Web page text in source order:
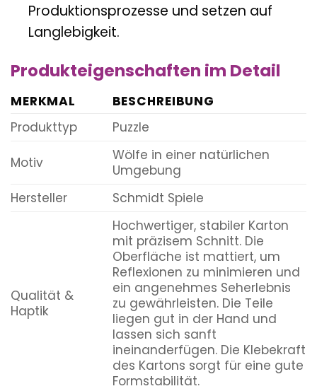
Produktionsprozesse und setzen auf
Langlebigkeit.
Produkteigenschaften im Detail
MERKMAL
BESCHREIBUNG
Produkttyp
Puzzle
Motiv
Wölfe in einer natürlichen
Umgebung
Hersteller
Schmidt Spiele
Qualität &
Haptik
Hochwertiger, stabiler Karton
mit präzisem Schnitt. Die
Oberfläche ist mattiert, um
Reflexionen zu minimieren und
ein angenehmes Seherlebnis
zu gewährleisten. Die Teile
liegen gut in der Hand und
lassen sich sanft
ineinanderfügen. Die Klebekraft
des Kartons sorgt für eine gute
Formstabilität.